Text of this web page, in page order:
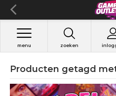
zoeken
menu
Producten getagd